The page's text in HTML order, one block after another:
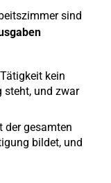
sind
kein
steht, und zwar
der gesamten
bildet, und